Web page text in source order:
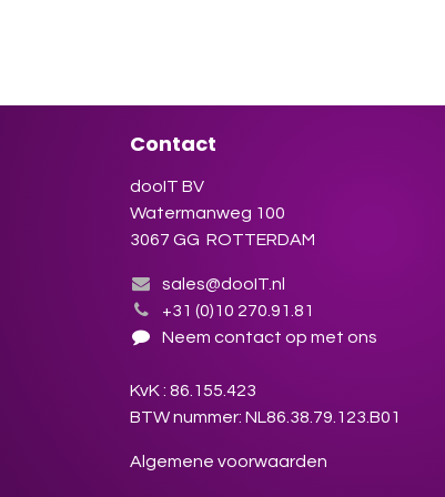
Contact
dooIT BV
Watermanweg 100
3067 GG ROTTERDAM
sales@dooIT.nl
+31 (0)10 270.91.81
Neem contact op met ons
KvK : 86.155.423
BTW nummer: NL86.38.79.123.B01
Algemene voorwaarden